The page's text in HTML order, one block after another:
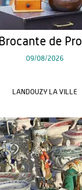
Brocante de
09/08/2026
LANDOUZY LA VILLE